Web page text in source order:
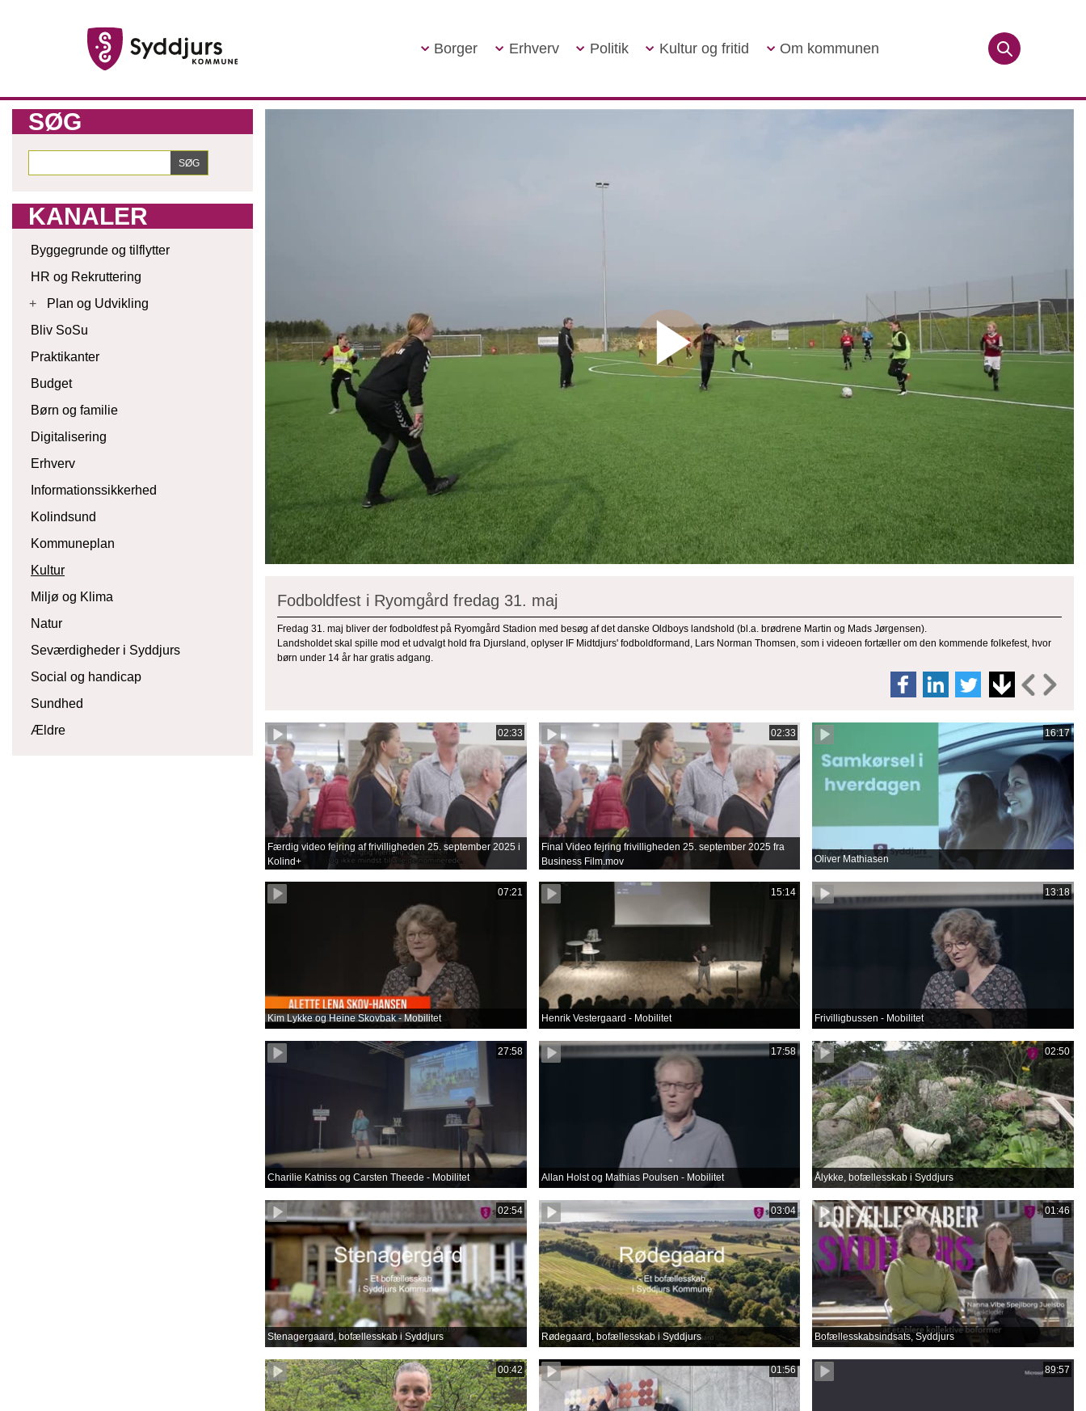
Borger Erhverv Politik Kultur og fritid Om kommunen
SØG
KANALER
Byggegrunde og tilflytter
HR og Rekruttering
+
Plan og Udvikling
Bliv SoSu
Praktikanter
Budget
Børn og familie
Digitalisering
Erhverv
Informationssikkerhed
Kolindsund
Kommuneplan
Kultur
Miljø og Klima
Natur
Seværdigheder i Syddjurs
Social og handicap
Sundhed
Ældre
Fodboldfest i Ryomgård fredag 31. maj
Fredag 31. maj bliver der fodboldfest på Ryomgård Stadion med besøg af det danske Oldboys landshold (bl.a. brødrene Martin og Mads Jørgensen).
Landsholdet skal spille mod et udvalgt hold fra Djursland, oplyser IF Midtdjurs' fodboldformand, Lars Norman Thomsen, som i videoen fortæller om den kommende folkefest, hvor
børn under 14 år har gratis adgang.
02:33
Færdig video fejring af frivilligheden 25. september 2025 i
Kolind+
02:33
Final Video fejring frivilligheden 25. september 2025 fra
Business Film.mov
16:17
Oliver Mathiasen
07:21
Kim Lykke og Heine Skovbak - Mobilitet
15:14
Henrik Vestergaard - Mobilitet
13:18
Frivilligbussen - Mobilitet
27:58
Charilie Katniss og Carsten Theede - Mobilitet
17:58
Allan Holst og Mathias Poulsen - Mobilitet
02:50
Ålykke, bofællesskab i Syddjurs
02:54
Stenagergaard, bofællesskab i Syddjurs
03:04
Rødegaard, bofællesskab i Syddjurs
01:46
Bofællesskabsindsats, Syddjurs
00:42 01:56 89:57